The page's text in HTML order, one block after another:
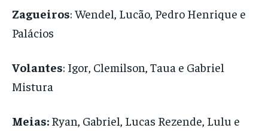
Zagueiros: Wendel, Lucão, Pedro Henrique e
Palácios
Volantes: Igor, Clemilson, Taua e Gabriel
Mistura
Meias: Ryan, Gabriel, Lucas Rezende, Lulu e